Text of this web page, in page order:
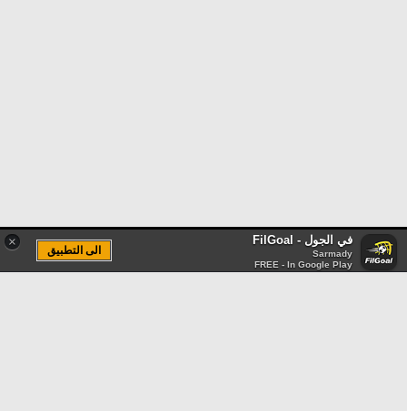
× في الجول - FilGoal
Sarmady
FREE - In Google Play
الى التطبيق